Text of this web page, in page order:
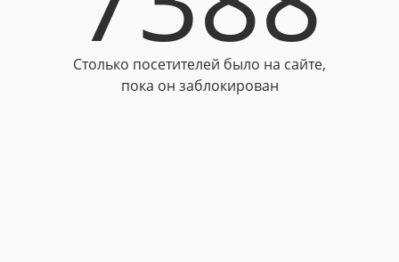
Столько посетителей было на сайте,
пока он заблокирован